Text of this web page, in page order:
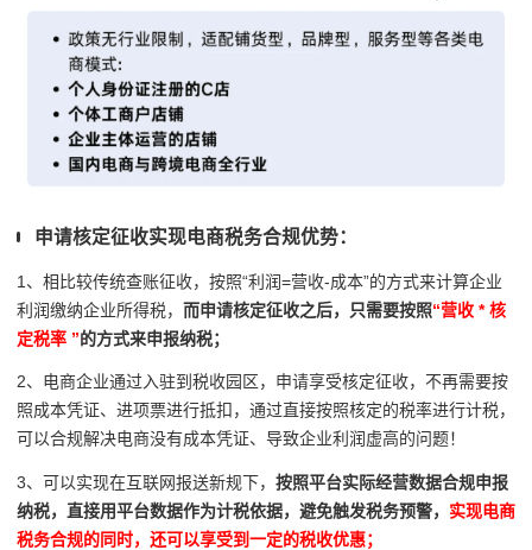
申请核定征收实现电商税务合规优势：
1、相比较传统查账征收，按照“利润=营收-成本”的方式来计算企业
利润缴纳企业所得税， 而申请核定征收之后，只需要按照“营收 * 核
定税率 ”的方式来申报纳税；
2、电商企业通过入驻到税收园区，申请享受核定征收，不再需要按
照成本凭证、进项票进行抵扣，通过直接按照核定的税率进行计税，
可以合规解决电商没有成本凭证、导致企业利润虚高的问题！
3、可以实现在互联网报送新规下， 按照平台实际经营数据合规申报
纳税，直接用平台数据作为计税依据，避免触发税务预警， 实现电商
税务合规的同时，还可以享受到一定的税收优惠；